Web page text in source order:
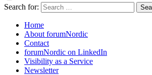
Search for:
Home
About forumNordic
Contact
forumNordic on LinkedIn
Visibility as a Service
Newsletter